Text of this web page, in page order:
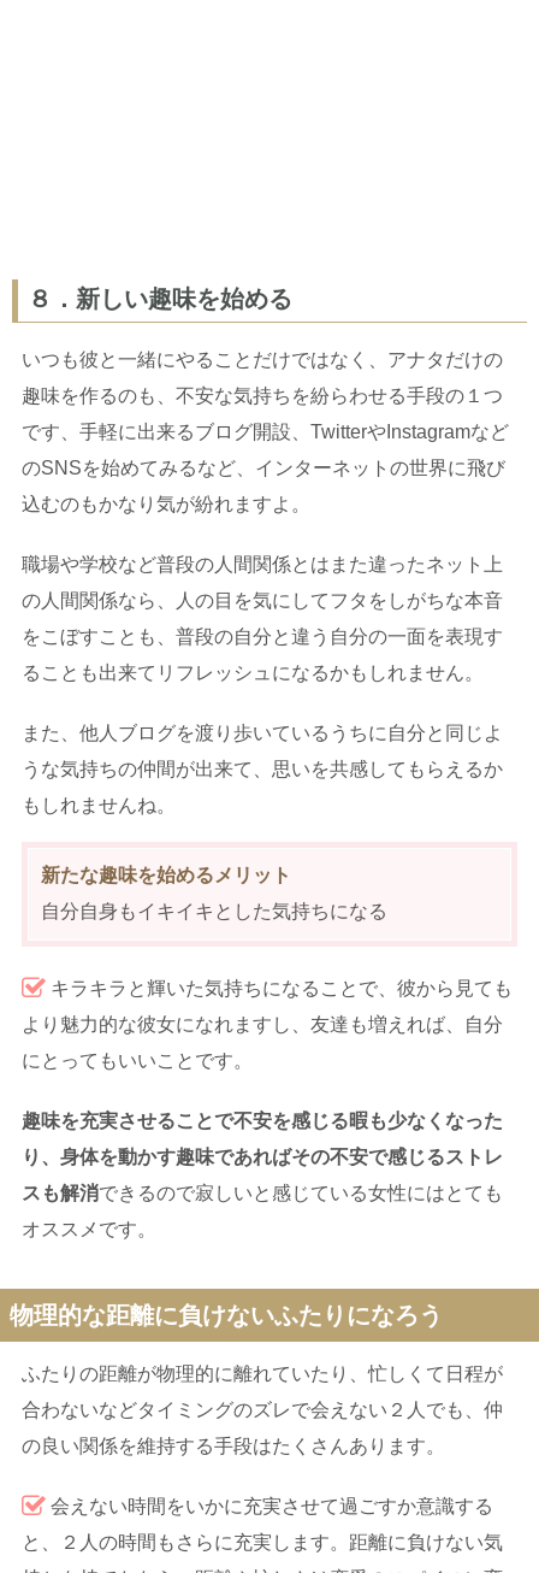
８．新しい趣味を始める
いつも彼と一緒にやることだけではなく、アナタだけの
趣味を作るのも、不安な気持ちを紛らわせる手段の１つ
です、手軽に出来るブログ開設、TwitterやInstagramなど
のSNSを始めてみるなど、インターネットの世界に飛び
込むのもかなり気が紛れますよ。
職場や学校など普段の人間関係とはまた違ったネット上
の人間関係なら、人の目を気にしてフタをしがちな本音
をこぼすことも、普段の自分と違う自分の一面を表現す
ることも出来てリフレッシュになるかもしれません。
また、他人ブログを渡り歩いているうちに自分と同じよ
うな気持ちの仲間が出来て、思いを共感してもらえるか
もしれませんね。
新たな趣味を始めるメリット
自分自身もイキイキとした気持ちになる
キラキラと輝いた気持ちになることで、彼から見ても
より魅力的な彼女になれますし、友達も増えれば、自分
にとってもいいことです。
趣味を充実させることで不安を感じる暇も少なくなった
り、身体を動かす趣味であればその不安で感じるストレ
スも解消できるので寂しいと感じている女性にはとても
オススメです。
物理的な距離に負けないふたりになろう
ふたりの距離が物理的に離れていたり、忙しくて日程が
合わないなどタイミングのズレで会えない２人でも、仲
の良い関係を維持する手段はたくさんあります。
会えない時間をいかに充実させて過ごすか意識する
と、２人の時間もさらに充実します。距離に負けない気